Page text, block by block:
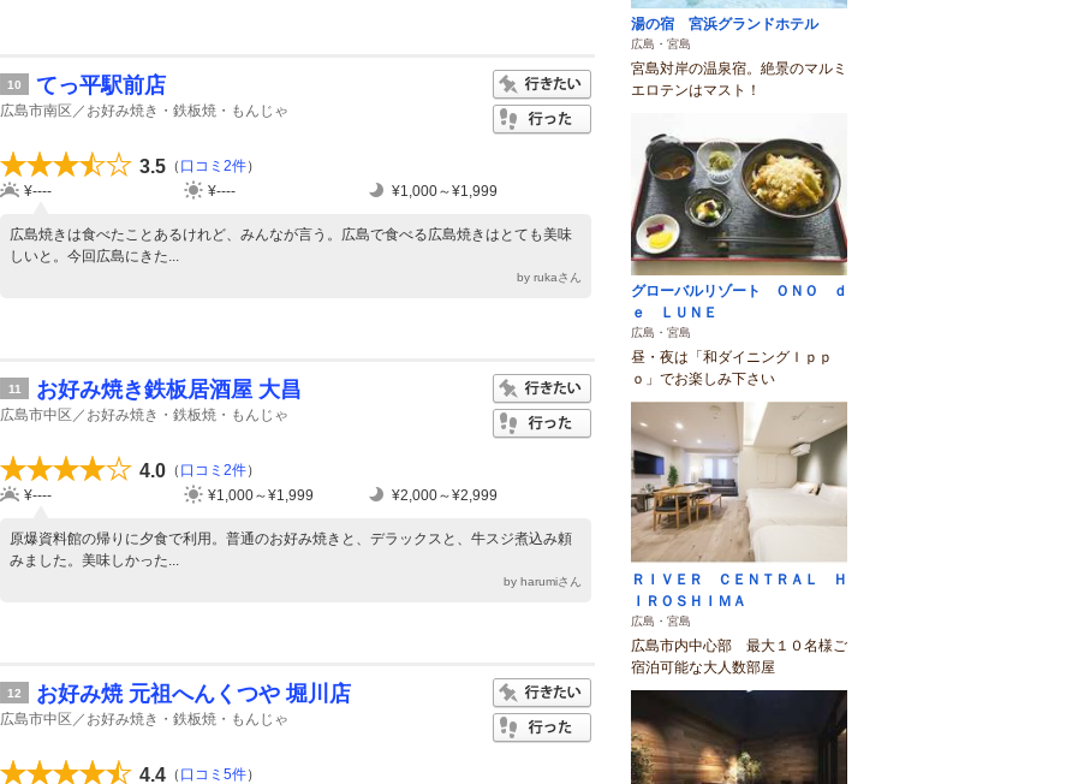
10 てっ平駅前店
広島市南区／お好み焼き・鉄板焼・もんじゃ
3.5 （ 口コミ2件）
¥----
¥---- ¥1,000～¥1,999
広島焼きは食べたことあるけれど、みんなが言う。広島で食べる広島焼きはとても美味
しいと。今回広島にきた...
by rukaさん
11 お好み焼き鉄板居酒屋 大昌
広島市中区／お好み焼き・鉄板焼・もんじゃ
4.0 （ 口コミ2件）
¥----
¥1,000～¥1,999 ¥2,000～¥2,999
原爆資料館の帰りに夕食で利用。普通のお好み焼きと、デラックスと、牛スジ煮込み頼
みました。美味しかった...
by harumiさん
12 お好み焼 元祖へんくつや 堀川店
広島市中区／お好み焼き・鉄板焼・もんじゃ
4.4 （ 口コミ5件）
湯の宿 宮浜グランドホテル
広島・宮島
宮島対岸の温泉宿。絶景のマルミ
エロテンはマスト！
グローバルリゾート ＯＮＯ ｄ
ｅ ＬＵＮＥ
広島・宮島
昼・夜は「和ダイニングＩｐｐ
ｏ」でお楽しみ下さい
ＲＩＶＥＲ ＣＥＮＴＲＡＬ Ｈ
ＩＲＯＳＨＩＭＡ
広島・宮島
広島市内中心部 最大１０名様ご
宿泊可能な大人数部屋